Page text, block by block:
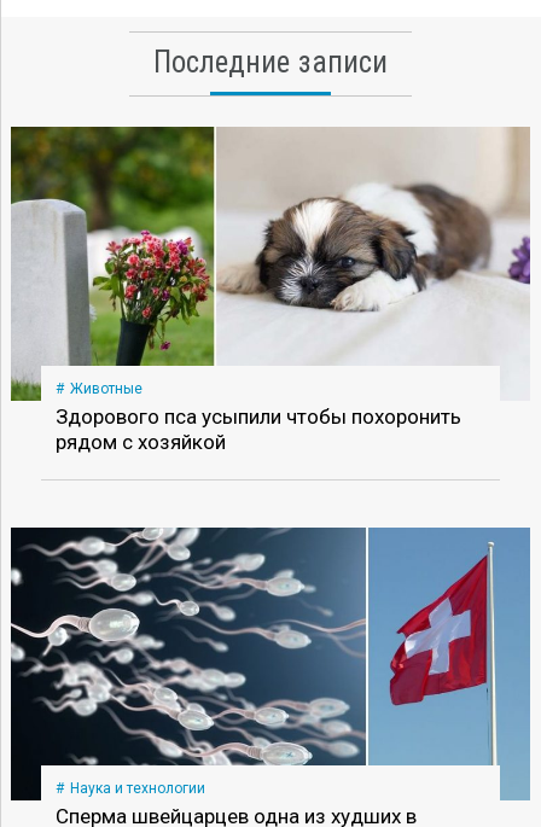
Последние записи
Животные
Здорового пса усыпили чтобы похоронить
рядом с хозяйкой
Наука и технологии
Сперма швейцарцев одна из худших в